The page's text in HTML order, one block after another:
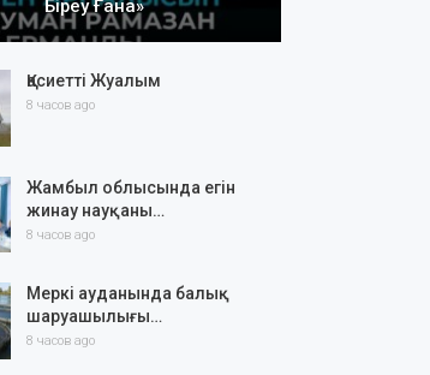
Біреу Ғана»
Қасиетті Жуалым
8 часов ago
Жамбыл облысында егін
жинау науқаны…
8 часов ago
Меркі ауданында балық
шаруашылығы…
8 часов ago